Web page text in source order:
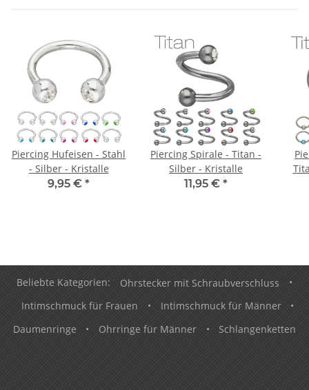
Piercing Hufeisen - Stahl
- Silber - Kristalle
9,95 € *
Piercing Spirale - Titan -
Silber - Kristalle
11,95 € *
Beliebte Kategorien: Ohrstecker mit Schraubverschluss
•
Intimschmuck für Frauen
• Intimschmuck für Männer
•
Daumenringe
• Ohrringe für Männer • Schlangenketten